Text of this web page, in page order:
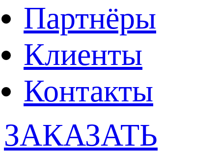
Партнёры
Клиенты
Контакты
ЗАКАЗАТЬ